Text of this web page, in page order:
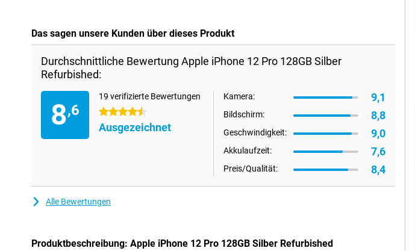
Das sagen unsere Kunden über dieses Produkt
Durchschnittliche Bewertung Apple iPhone 12 Pro 128GB Silber
Refurbished:
8,6
19 verifizierte Bewertungen
4.5 Sterne
Ausgezeichnet
Kamera: 9,1
Bildschirm: 8,8
Geschwindigkeit: 9,0
Akkulaufzeit: 7,6
Preis/Qualität: 8,4
Alle Bewertungen
Produktbeschreibung: Apple iPhone 12 Pro 128GB Silber Refurbished